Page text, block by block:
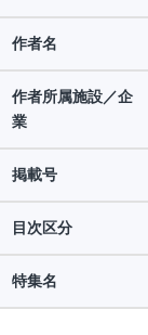
作者名
作者所属施設／企
業
掲載号
目次区分
特集名